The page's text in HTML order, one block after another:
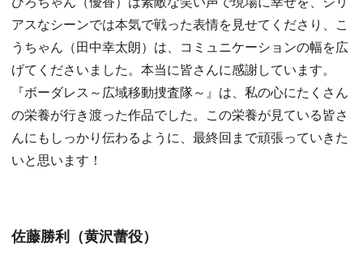
アスなシーンでは本気で戦った表情を見せてくださり、こ
うちゃん（田中幸太朗）は、コミュニケーションの幅を広
げてくださいました。本当に皆さんに感謝しています。
『ボーダレス～広域移動捜査隊～』は、私の心にたくさん
の栄養が行き渡った作品でした。この栄養が見ている皆さ
んにもしっかり伝わるように、最終回まで頑張っていきた
いと思います！
佐藤勝利（黄沢蕾役）